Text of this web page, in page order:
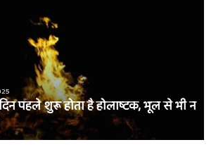
दान…
कौन
थे
बर्बरीक,
February 28, 2025
एक वचन, तीन बाण और शीश का दान… कौन थे
कैसे मिला खाटू वाले श्याम का नाम